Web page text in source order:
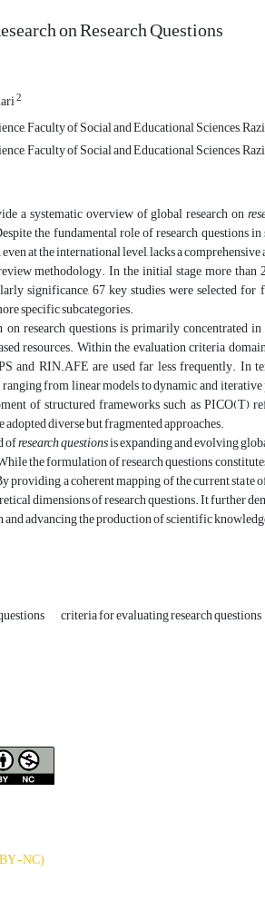
on Research Questions
2
Faculty of Social and Educational Sciences,
Faculty of Social and Educational Sciences,
a systematic overview of global research on
the fundamental role of research questions
at the international level, lacks a
methodology. In the initial stage, more
significance, 67 key studies were selected
specific subcategories.
research questions is primarily concentrated
resources. Within the evaluation criteria
and RIN.AFE are used far less frequently. In
from linear models to dynamic and
of structured frameworks such as
diverse but fragmented approaches.
ofresearch questionsis expanding and evolving
the formulation of research questions
a coherent mapping of the current state
dimensions of research questions. It further
and advancing the production of scientific
criteria for evaluating research questions
(
NC